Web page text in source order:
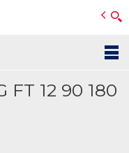
FT 12 90 180